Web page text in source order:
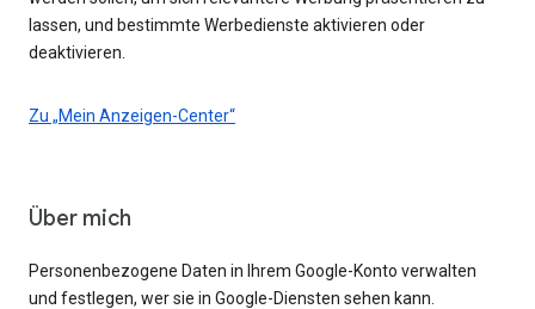
lassen, und bestimmte Werbedienste aktivieren oder
deaktivieren.
Zu „Mein Anzeigen-Center“
Über mich
Personenbezogene Daten in Ihrem Google-Konto verwalten
und festlegen, wer sie in Google-Diensten sehen kann.